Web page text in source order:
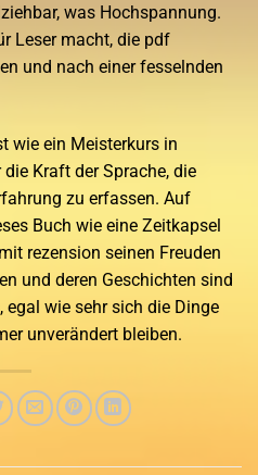
was Hochspannung.
Leser macht, die pdf
und nach einer fesselnden
wie ein Meisterkurs in
Kraft der Sprache, die
zu erfassen. Auf
Buch wie eine Zeitkapsel
rezension seinen Freuden
und deren Geschichten sind
egal wie sehr sich die Dinge
unverändert bleiben.